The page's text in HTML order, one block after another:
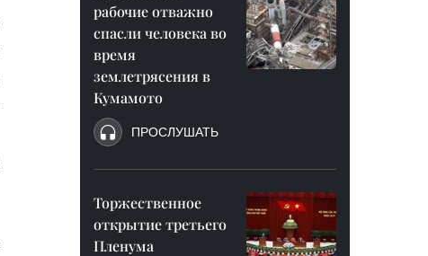
рабочие отважно
спасли человека во
время
землетрясения в
Кумамото
ПРОСЛУШАТЬ
Торжественное
открытие третьего
Пленума